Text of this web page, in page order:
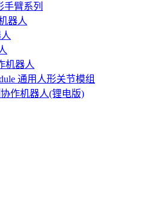
手臂系列
器人
机器人
通用人形关节模组
作机器人(锂电版)